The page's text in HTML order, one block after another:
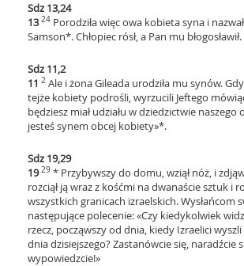
Sdz 13,24
13 24 Porodziła więc owa kobieta syna i
Samson*. Chłopiec rósł, a Pan mu błogosławił.
Sdz 11,2
11 2 Ale i żona Gileada urodziła mu synów.
tejże kobiety podrośli, wyrzucili Jeftego
będziesz miał udziału w dziedzictwie naszego
jesteś synem obcej kobiety»*.
Sdz 19,29
1929 * Przybywszy do domu, wziął nóż, i
rozciął ją wraz z kośćmi na dwanaście sztuk i
wszystkich granicach izraelskich. Wysłańcom
następujące polecenie: «Czy kiedykolwiek
rzecz, począwszy od dnia, kiedy Izraelici
dnia dzisiejszego? Zastanówcie się, naradźcie
wypowiedzcie!»